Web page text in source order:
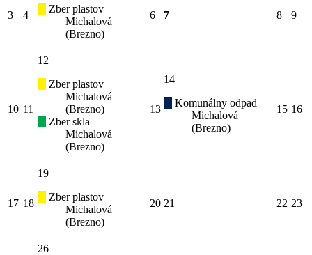
3 4
Zber plastov
Michalová
(Brezno)
6 7 8 9
10 11
12
Zber plastov
Michalová
(Brezno)
Zber skla
Michalová
(Brezno)
13
14
Komunálny odpad
Michalová
(Brezno)
15 16
17 18
19
Zber plastov
Michalová
(Brezno)
20 21 22 23
26